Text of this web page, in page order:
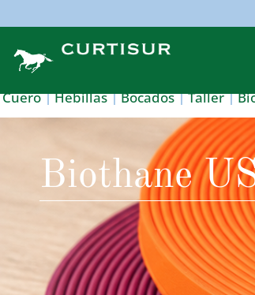
Cuero Hebillas Bocados Taller
Biothane